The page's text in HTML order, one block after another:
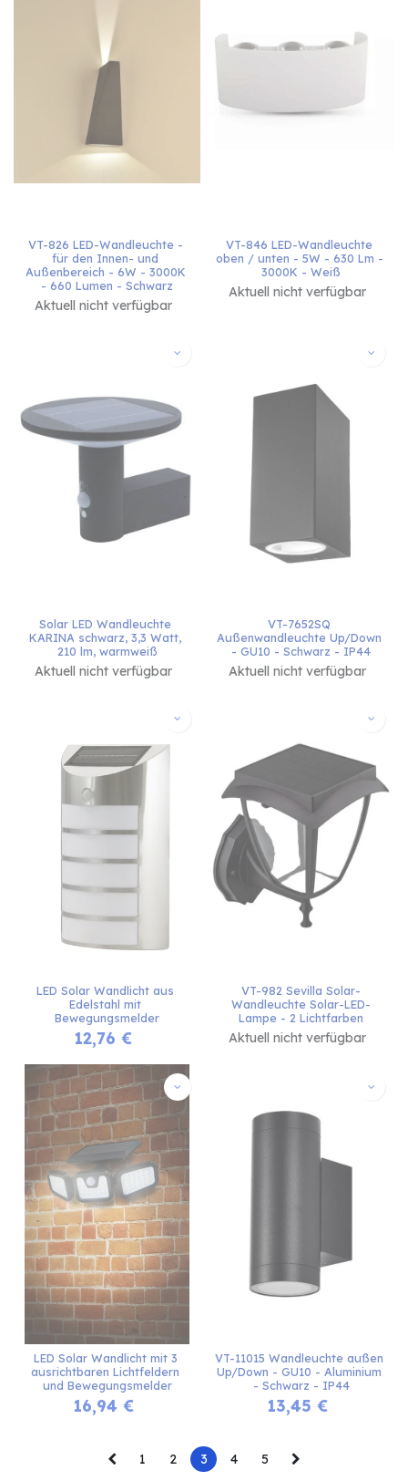
VT-826 LED-Wandleuchte -
für den Innen- und
Außenbereich - 6W - 3000K
- 660 Lumen - Schwarz
Aktuell nicht verfügbar
VT-846 LED-Wandleuchte
oben / unten - 5W - 630 Lm -
3000K - Weiß
Aktuell nicht verfügbar
Solar LED Wandleuchte
KARINA schwarz, 3,3 Watt,
210 lm, warmweiß
Aktuell nicht verfügbar
VT-7652SQ
Außenwandleuchte Up/Down
- GU10 - Schwarz - IP44
Aktuell nicht verfügbar
LED Solar Wandlicht aus
Edelstahl mit
Bewegungsmelder
12,76 €
VT-982 Sevilla Solar-
Wandleuchte Solar-LED-
Lampe - 2 Lichtfarben
Aktuell nicht verfügbar
LED Solar Wandlicht mit 3
ausrichtbaren Lichtfeldern
und Bewegungsmelder
16,94 €
VT-11015 Wandleuchte außen
Up/Down - GU10 - Aluminium
- Schwarz - IP44
13,45 €
1 2 3 4 5